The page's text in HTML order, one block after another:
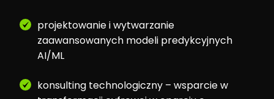
projektowanie i wytwarzanie
zaawansowanych modeli predykcyjnych
AI/ML
konsulting technologiczny – wsparcie w